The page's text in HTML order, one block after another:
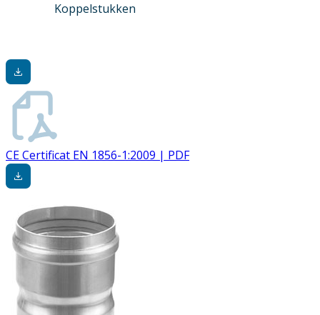
Koppelstukken
CE Certificat EN 1856-1:2009 | PDF